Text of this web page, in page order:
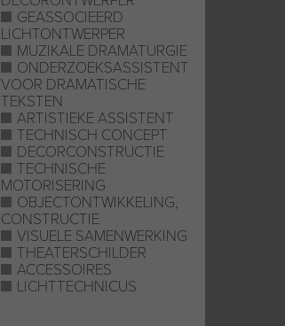
GEASSOCIEERD
LICHTONTWERPER
MUZIKALE DRAMATURGIE
ONDERZOEKSASSISTENT
VOOR DRAMATISCHE
TEKSTEN
ARTISTIEKE ASSISTENT
TECHNISCH CONCEPT
DECORCONSTRUCTIE
TECHNISCHE
MOTORISERING
OBJECTONTWIKKELING,
CONSTRUCTIE
VISUELE SAMENWERKING
THEATERSCHILDER
ACCESSOIRES
LICHTTECHNICUS